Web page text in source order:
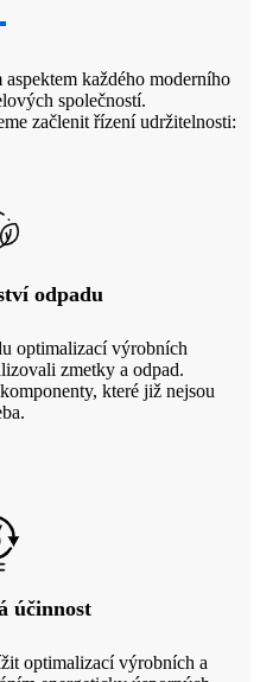
každého moderního
společností.
začlenit řízení udržitelnosti:
odpadu
optimalizací výrobních
zmetky a odpad.
které již nejsou
účinnost
optimalizací výrobních a